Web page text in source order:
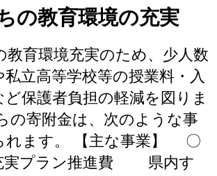
の教育環境の充実
教育環境充実のため、少人数
立高等学校等の授業料・入
保護者負担の軽減を図りま
の寄附金は、次のような事
れます。 【主な事業】 〇
実プラン推進費 県内す